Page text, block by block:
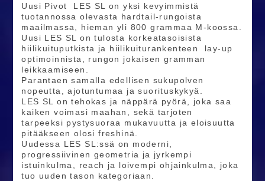
Uusi Pivot LES SL on yksi kevyimmistä
tuotannossa olevasta hardtail-rungoista
maailmassa, hieman yli 800 grammaa M-koossa.
Uusi LES SL on tulosta korkeatasoisista
hiilikuituputkista ja hiilikuiturankenteen lay-up
optimoinnista, rungon jokaisen gramman
leikkaamiseen.
Parantaen samalla edellisen sukupolven
nopeutta, ajotuntumaa ja suorituskykyä.
LES SL on tehokas ja näppärä pyörä, joka saa
kaiken voimasi maahan, sekä tarjoten
tarpeeksi pystysuoraa mukavuutta ja eloisuutta
pitääkseen olosi freshinä.
Uudessa LES SL:ssä on moderni,
progressiivinen geometria ja jyrkempi
istuinkulma, reach ja loivempi ohjainkulma, joka
tuo uuden tason kategoriaan.